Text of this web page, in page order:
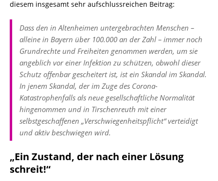
diesem insgesamt sehr aufschlussreichen Beitrag:
Dass den in Altenheimen untergebrachten Menschen –
alleine in Bayern über 100.000 an der Zahl – immer noch
Grundrechte und Freiheiten genommen werden, um sie
angeblich vor einer Infektion zu schützen, obwohl dieser
Schutz offenbar gescheitert ist, ist ein Skandal im Skandal.
In jenem Skandal, der im Zuge des Corona-
Katastrophenfalls als neue gesellschaftliche Normalität
hingenommen und in Tirschenreuth mit einer
selbstgeschaffenen „Verschwiegenheitspflicht“ verteidigt
und aktiv beschwiegen wird.
„Ein Zustand, der nach einer Lösung
schreit!“